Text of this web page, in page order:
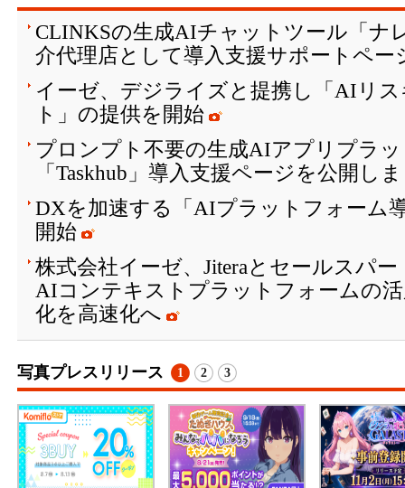
CLINKSの生成AIチャットツール「ナ
介代理店として導入支援サポートペー
イーゼ、デジライズと提携し「AIリ
ト」の提供を開始
プロンプト不要の生成AIアプリプラ
「Taskhub」導入支援ページを公開し
DXを加速する「AIプラットフォーム
開始
株式会社イーゼ、Jiteraとセールスパ
AIコンテキストプラットフォームの
化を高速化へ
写真プレスリリース 1 2 3